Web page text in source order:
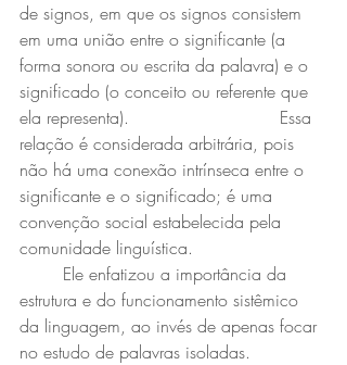
de signos, em que os signos consistem
em uma união entre o significante (a
forma sonora ou escrita da palavra) e o
significado (o conceito ou referente que
ela representa). 				Essa
relação é considerada arbitrária, pois
não há uma conexão intrínseca entre o
significante e o significado; é uma
convenção social estabelecida pela
comunidade linguística.
estrutura e do funcionamento sistêmico
da linguagem, ao invés de apenas focar
no estudo de palavras isoladas.